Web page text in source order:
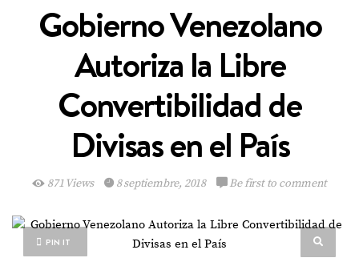
Gobierno Venezolano
Autoriza la Libre
Convertibilidad de
Divisas en el País
871 Views 8 septiembre, 2018 Be first to comment
PIN IT